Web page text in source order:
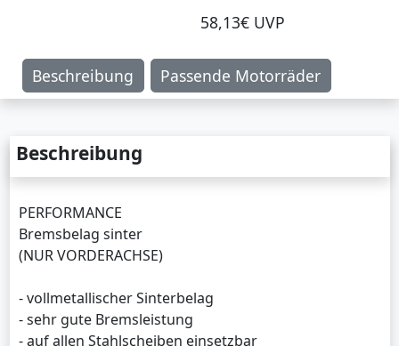
58,13€ UVP
Beschreibung Passende Motorräder
Beschreibung
PERFORMANCE
Bremsbelag sinter
(NUR VORDERACHSE)
- vollmetallischer Sinterbelag
- sehr gute Bremsleistung
- auf allen Stahlscheiben einsetzbar